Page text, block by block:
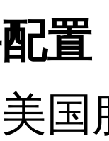
置
国